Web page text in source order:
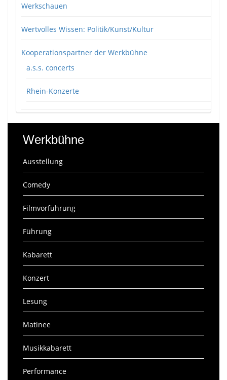
Werkschauen
Wertvolles Wissen: Politik/Kunst/Kultur
Kooperationspartner der Werkbühne
a.s.s. concerts
Rhein-Konzerte
Werkbühne
Ausstellung
Comedy
Filmvorführung
Führung
Kabarett
Konzert
Lesung
Matinee
Musikkabarett
Performance